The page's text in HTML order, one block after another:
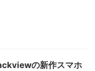
の新作スマホ